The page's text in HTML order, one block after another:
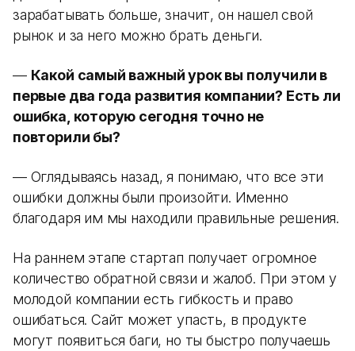
зарабатывать больше, значит, он нашел свой
рынок и за него можно брать деньги.
— Какой самый важный урок вы получили в
первые два года развития компании? Есть ли
ошибка, которую сегодня точно не
повторили бы?
— Оглядываясь назад, я понимаю, что все эти
ошибки должны были произойти. Именно
благодаря им мы находили правильные решения.
На раннем этапе стартап получает огромное
количество обратной связи и жалоб. При этом у
молодой компании есть гибкость и право
ошибаться. Сайт может упасть, в продукте
могут появиться баги, но ты быстро получаешь